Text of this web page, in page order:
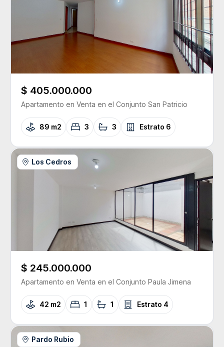
$ 405.000.000
Apartamento en Venta en el Conjunto San Patricio
89 m2 3 3 Estrato 6
Los Cedros
$ 245.000.000
Apartamento en Venta en el Conjunto Paula Jimena
42 m2 1 1 Estrato 4
Pardo Rubio